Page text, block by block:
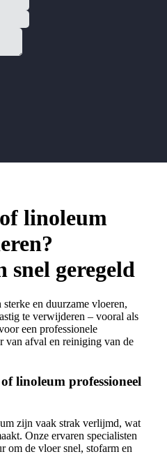
linoleum
snel geregeld
en duurzame vloeren,
te verwijderen – vooral als
een professionele
afval en reiniging van de
linoleum professioneel
zijn vaak strak verlijmd, wat
Onze ervaren specialisten
om de vloer snel, stofarm en